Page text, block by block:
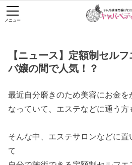
メニュー
【ニュース】定額制セル
バ嬢の間で人気！？
最近自分磨きのため美容にお金を
なっていて、エステなどに通う方
そんな中、エステサロンなどに置
て